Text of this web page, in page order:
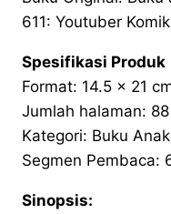
611: Youtuber
Spesifikasi Produk
Format: 14.5 x 21
Jumlah halaman:
Kategori: Buku Anak
Segmen Pembaca:
Sinopsis: